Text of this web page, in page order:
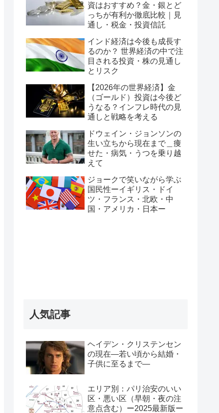
資はおすすめ？金・銀とど
っちが有利か徹底比較｜見
通し・税金・投資信託
インド経済は今後も成長す
るのか？ 世界経済の中で注
目される投資・株の見通し
とリスク
【2026年の世界経済】金
（ゴールド）投資は今後ど
うなる？インフレ時代の見
通しと戦略を考える
ドウェイン・ジョンソンの
生い立ちから現在まで＿痩
せた・病気・うつを乗り越
えて
ジョークで笑いながら学ぶ
国民性ーイギリス・ドイ
ツ・フランス・北欧・中
国・アメリカ・日本ー
人気記事
ヘイデン・クリステンセン
の現在―若い頃から結婚・
子供に至るまで―
エリア別：パリ治安のいい
区・悪い区（早朝・夜の注
意点含む）ー2025最新版ー